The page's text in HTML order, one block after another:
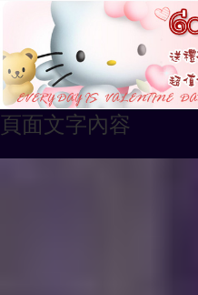
頁面文字內容